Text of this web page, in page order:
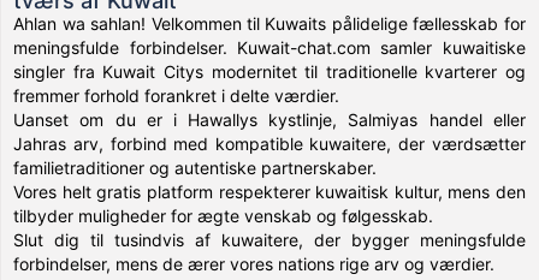
Ahlan wa sahlan! Velkommen til Kuwaits pålidelige fællesskab for
meningsfulde forbindelser. Kuwait-chat.com samler kuwaitiske
singler fra Kuwait Citys modernitet til traditionelle kvarterer og
fremmer forhold forankret i delte værdier.
Uanset om du er i Hawallys kystlinje, Salmiyas handel eller
Jahras arv, forbind med kompatible kuwaitere, der værdsætter
familietraditioner og autentiske partnerskaber.
Vores helt gratis platform respekterer kuwaitisk kultur, mens den
tilbyder muligheder for ægte venskab og følgesskab.
Slut dig til tusindvis af kuwaitere, der bygger meningsfulde
forbindelser, mens de ærer vores nations rige arv og værdier.